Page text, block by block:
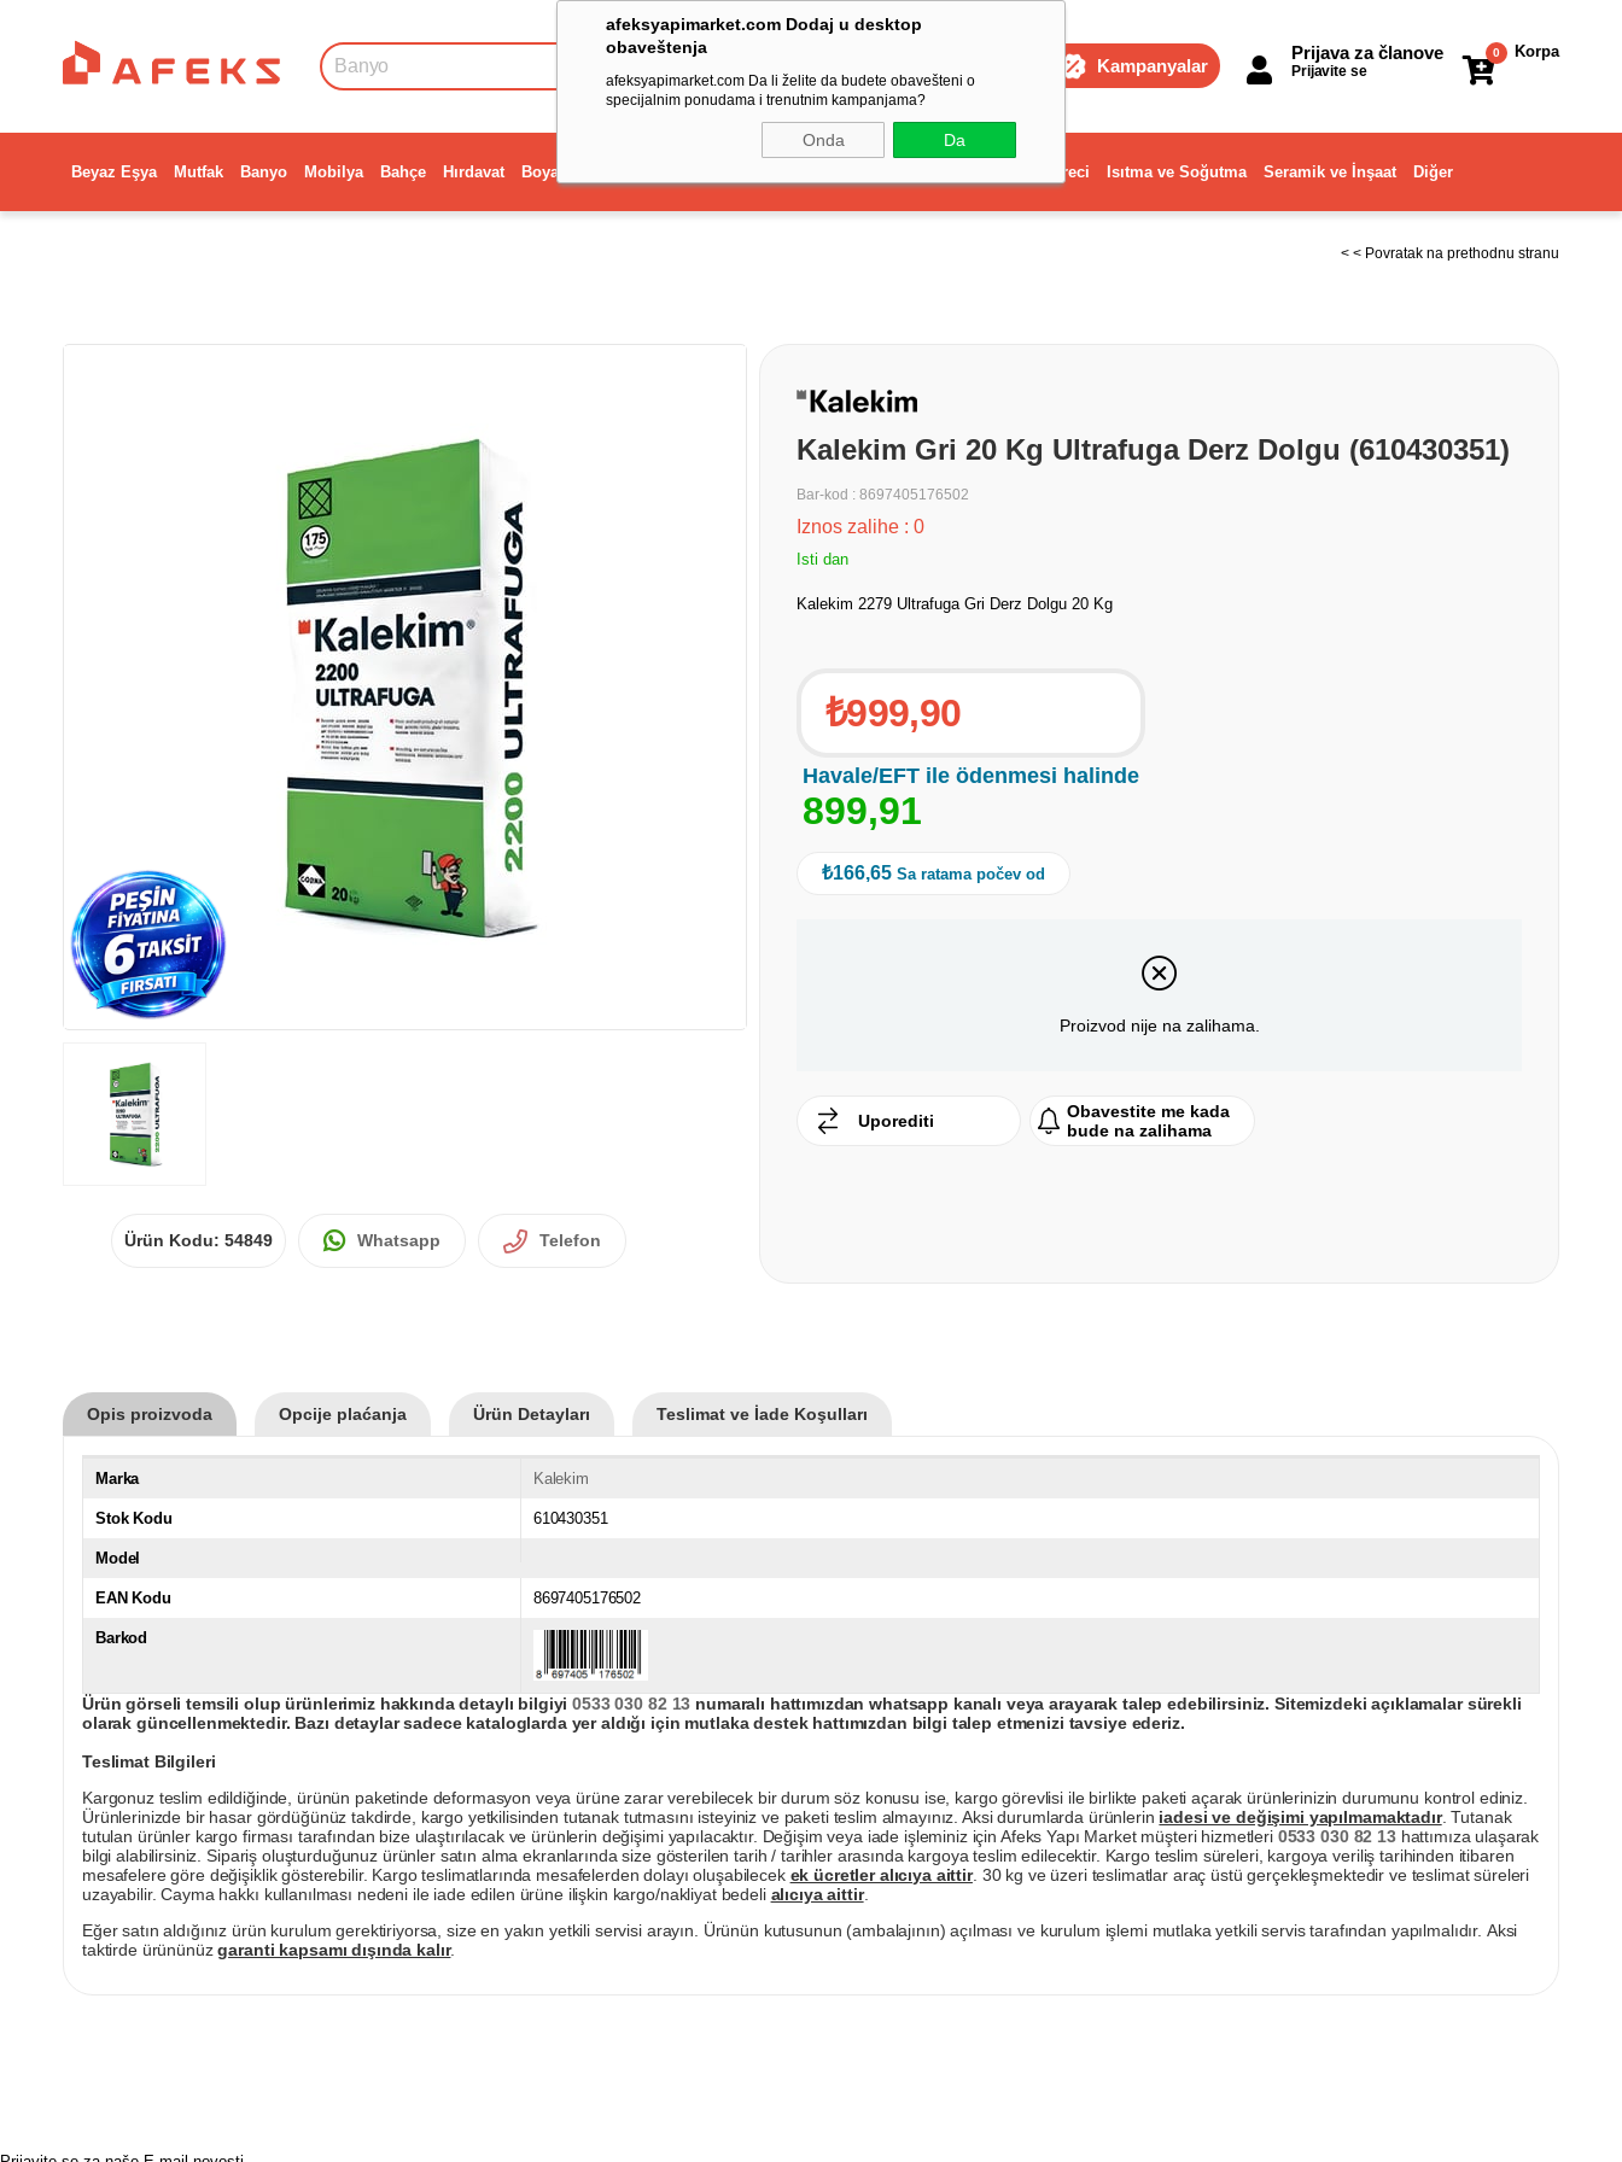
afeksyapimarket.com Dodaj u desktop
obaveštenja
afeksyapimarket.com Da li želite da budete obavešteni o
specijalnim ponudama i trenutnim kampanjama?
Onda Da
Kampanyalar
Korpa
0
Prijava za članove
Prijavite se
Beyaz Eşya Mutfak Banyo Mobilya Bahçe Hırdavat Boya Dekorasyon ve Ev Gereci Isıtma ve Soğutma Seramik ve İnşaat Diğer
< < Povratak na prethodnu stranu
Ürün Kodu: 54849 Whatsapp Telefon
Kalekim Gri 20 Kg Ultrafuga Derz Dolgu (610430351)
Bar-kod : 8697405176502
Iznos zalihe : 0
Isti dan
Kalekim 2279 Ultrafuga Gri Derz Dolgu 20 Kg
₺999,90
Havale/EFT ile ödenmesi halinde
899,91
₺166,65 Sa ratama počev od
Proizvod nije na zalihama.
Uporediti
Obavestite me kada
bude na zalihama
Opis proizvoda Opcije plaćanja Ürün Detayları Teslimat ve İade Koşulları
Marka Kalekim
Stok Kodu 610430351
Model
EAN Kodu 8697405176502
Barkod
Ürün görseli temsili olup ürünlerimiz hakkında detaylı bilgiyi0533 030 82 13 numaralı hattımızdan whatsapp kanalı veya arayarak talep edebilirsiniz. Sitemizdeki açıklamalar sürekli
olarak güncellenmektedir. Bazı detaylar sadece kataloglarda yer aldığı için mutlaka destek hattımızdan bilgi talep etmenizi tavsiye ederiz.
Teslimat Bilgileri
Kargonuz teslim edildiğinde, ürünün paketinde deformasyon veya ürüne zarar verebilecek bir durum söz konusu ise, kargo görevlisi ile birlikte paketi açarak ürünlerinizin durumunu kontrol ediniz.
Ürünlerinizde bir hasar gördüğünüz takdirde, kargo yetkilisinden tutanak tutmasını isteyiniz ve paketi teslim almayınız. Aksi durumlarda ürünlerin iadesi ve değişimi yapılmamaktadır. Tutanak
tutulan ürünler kargo firması tarafından bize ulaştırılacak ve ürünlerin değişimi yapılacaktır. Değişim veya iade işleminiz için Afeks Yapı Market müşteri hizmetleri 0533 030 82 13hattımıza ulaşarak
bilgi alabilirsiniz. Sipariş oluşturduğunuz ürünler satın alma ekranlarında size gösterilen tarih / tarihler arasında kargoya teslim edilecektir. Kargo teslim süreleri, kargoya veriliş tarihinden itibaren
mesafelere göre değişiklik gösterebilir. Kargo teslimatlarında mesafelerden dolayı oluşabilecek ek ücretler alıcıya aittir. 30 kg ve üzeri teslimatlar araç üstü gerçekleşmektedir ve teslimat süreleri
uzayabilir. Cayma hakkı kullanılması nedeni ile iade edilen ürüne ilişkin kargo/nakliyat bedeli alıcıya aittir.
Eğer satın aldığınız ürün kurulum gerektiriyorsa, size en yakın yetkili servisi arayın. Ürünün kutusunun (ambalajının) açılması ve kurulum işlemi mutlaka yetkili servis tarafından yapılmalıdır. Aksi
taktirde ürününüzgaranti kapsamı dışında kalır.